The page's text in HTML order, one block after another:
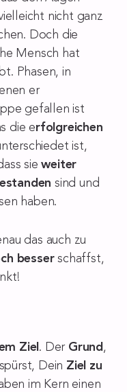
nicht ganz
Doch die
Mensch hat
Phasen, in
er
gefallen ist
die erfolgreichen
ist,
sieweiter
sind und
haben.
das auch zu
besserschaffst,
Ziel . Der Grund,
Dein Ziel zu
im Kern einen